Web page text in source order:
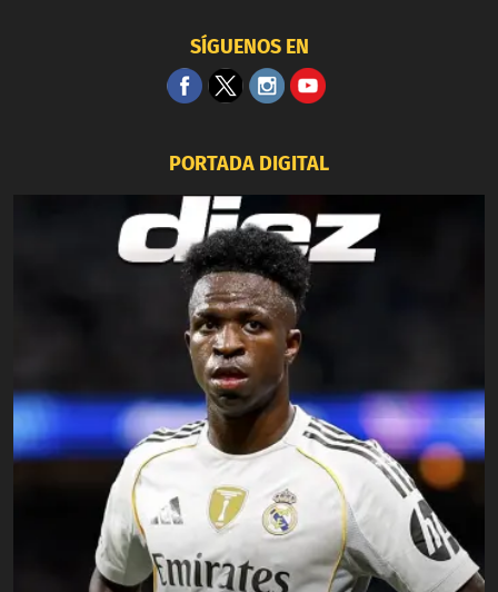
SÍGUENOS EN
PORTADA DIGITAL